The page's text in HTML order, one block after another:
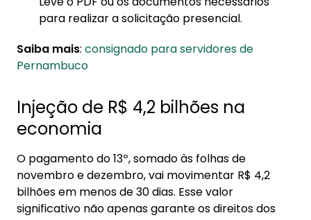
para realizar a solicitação presencial.
Saiba mais: consignado para servidores de
Pernambuco
Injeção de R$ 4,2 bilhões na
economia
O pagamento do 13º, somado às folhas de
novembro e dezembro, vai movimentar R$ 4,2
bilhões em menos de 30 dias. Esse valor
significativo não apenas garante os direitos dos